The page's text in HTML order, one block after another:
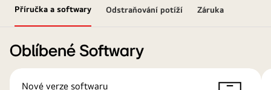
Příručka a softwary Odstraňování potíží Záruka
Oblíbené Softwary
Nové verze softwaru